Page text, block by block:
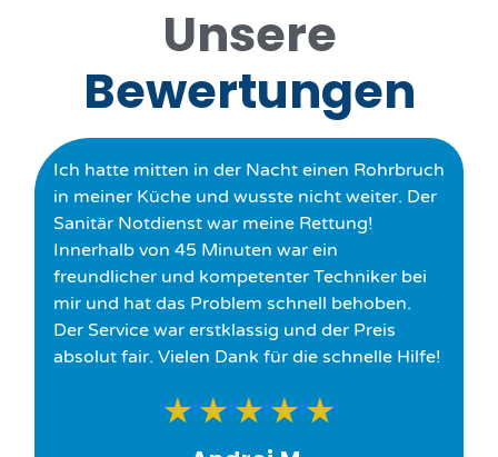
Unsere
Bewertungen
Ich hatte mitten in der Nacht einen Rohrbruch
in meiner Küche und wusste nicht weiter. Der
Sanitär Notdienst war meine Rettung!
Innerhalb von 45 Minuten war ein
freundlicher und kompetenter Techniker bei
mir und hat das Problem schnell behoben.
Der Service war erstklassig und der Preis
absolut fair. Vielen Dank für die schnelle Hilfe!
★ ★ ★ ★ ★